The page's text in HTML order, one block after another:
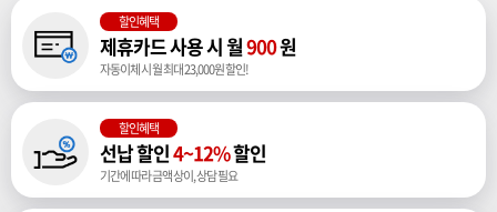
할인혜택
제휴카드 사용 시 월900원
자동이체 시 월 최대 23,000원 할인!
할인혜택
선납 할인4~12%할인
기간에 따라 금액 상이, 상담 필요